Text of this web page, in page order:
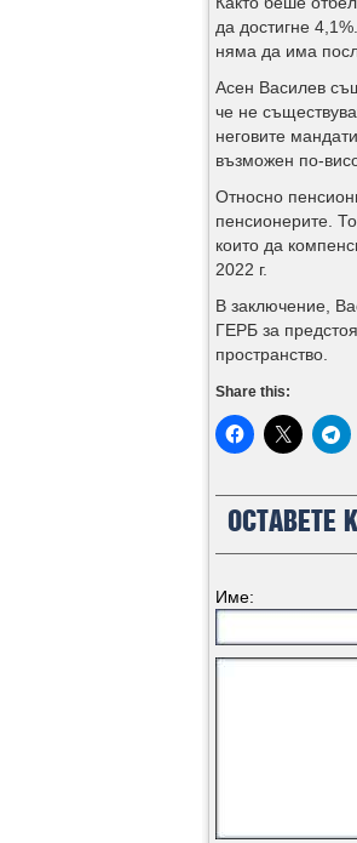
да достигне
няма да има
Асен Василев
че не
неговите
възможен по-
Относно
пенсионерите.
които да
2022 г.
В заключение,
ГЕРБ за
пространство.
Share this:
ОСТАВЕТЕ
Име: